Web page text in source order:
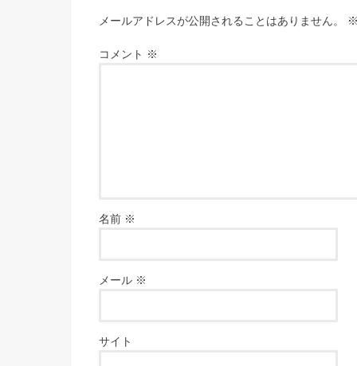
メールアドレスが公開されることはありません。
コメント ※
名前 ※
メール ※
サイト